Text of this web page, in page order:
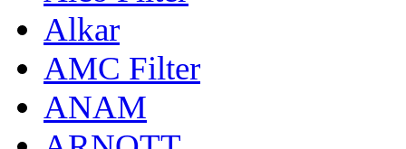
Alkar
AMC Filter
ANAM